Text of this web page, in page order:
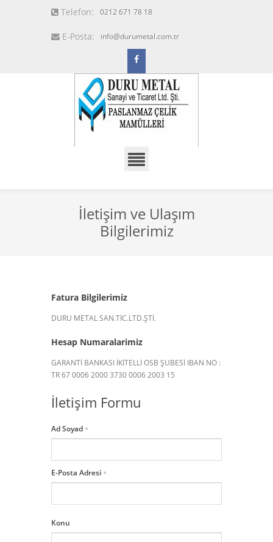
Telefon: 0212 671 78 18
E-Posta: info@durumetal.com.tr
İletişim ve Ulaşım
Bilgilerimiz
Fatura Bilgilerimiz
DURU METAL SAN.TİC.LTD.ŞTİ.
Hesap Numaralarimiz
GARANTİ BANKASI İKİTELLİ OSB ŞUBESİ IBAN NO :
TR 67 0006 2000 3730 0006 2003 15
İletişim Formu
Ad Soyad *
E-Posta Adresi *
Konu